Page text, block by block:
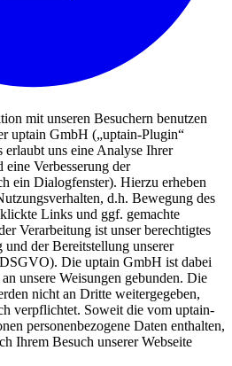
mit unseren Besuchern benutzen
uptain GmbH („uptain-Plugin“
uns eine Analyse Ihrer
Verbesserung der
ein Dialogfenster). Hierzu erheben
d.h. Bewegung des
Links und ggf. gemachte
Verarbeitung ist unser berechtigtes
der Bereitstellung unserer
Die uptain GmbH ist dabei
unsere Weisungen gebunden. Die
nicht an Dritte weitergegeben,
verpflichtet. Soweit die vom uptain-
personenbezogene Daten enthalten,
Ihrem Besuch unserer Webseite